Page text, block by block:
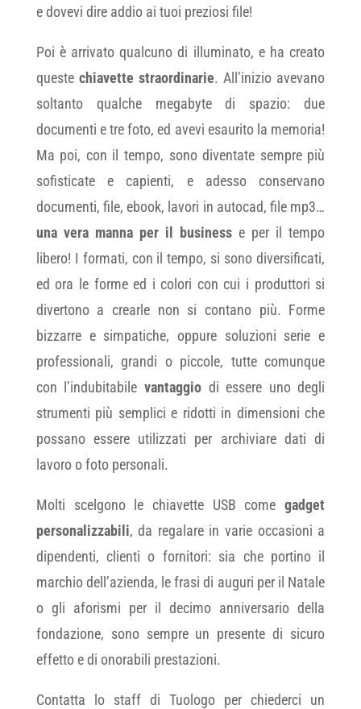
e dovevi dire addio ai tuoi preziosi file!
Poi è arrivato qualcuno di illuminato, e ha creato
queste chiavette straordinarie. All’inizio avevano
soltanto qualche megabyte di spazio: due
documenti e tre foto, ed avevi esaurito la memoria!
Ma poi, con il tempo, sono diventate sempre più
sofisticate e capienti, e adesso conservano
documenti, file, ebook, lavori in autocad, file mp3…
una vera manna per il business e per il tempo
libero! I formati, con il tempo, si sono diversificati,
ed ora le forme ed i colori con cui i produttori si
divertono a crearle non si contano più. Forme
bizzarre e simpatiche, oppure soluzioni serie e
professionali, grandi o piccole, tutte comunque
con l’indubitabile vantaggiodi essere uno degli
strumenti più semplici e ridotti in dimensioni che
possano essere utilizzati per archiviare dati di
lavoro o foto personali.
Molti scelgono le chiavette USB comegadget
personalizzabili, da regalare in varie occasioni a
dipendenti, clienti o fornitori: sia che portino il
marchio dell’azienda, le frasi di auguri per il Natale
o gli aforismi per il decimo anniversario della
fondazione, sono sempre un presente di sicuro
effetto e di onorabili prestazioni.
Contatta lo staff di Tuologo per chiederci un